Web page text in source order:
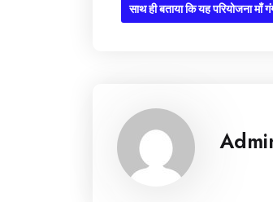
साथ ही बताया कि यह परियोजना माँ